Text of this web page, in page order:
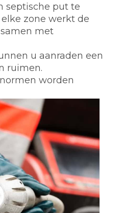
septische put te
zone werkt de
met
u aanraden een
ruimen.
worden